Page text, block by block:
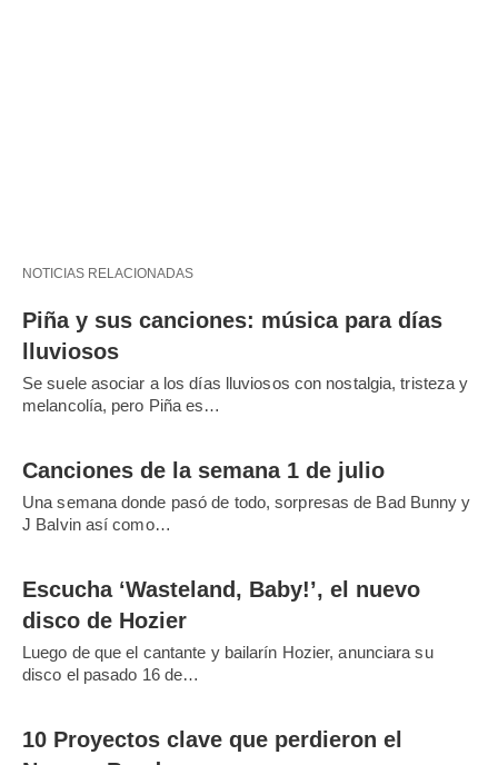
NOTICIAS RELACIONADAS
Piña y sus canciones: música para días
lluviosos
Se suele asociar a los días lluviosos con nostalgia, tristeza y
melancolía, pero Piña es…
Canciones de la semana 1 de julio
Una semana donde pasó de todo, sorpresas de Bad Bunny y
J Balvin así como…
Escucha ‘Wasteland, Baby!’, el nuevo
disco de Hozier
Luego de que el cantante y bailarín Hozier, anunciara su
disco el pasado 16 de…
10 Proyectos clave que perdieron el